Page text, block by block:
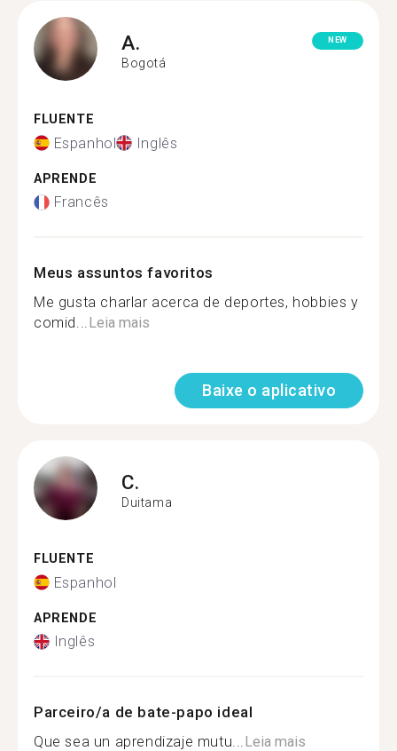
A.
Bogotá
NEW
FLUENTE
Espanhol Inglês
APRENDE
Francês
Meus assuntos favoritos
Me gusta charlar acerca de deportes, hobbies y
comid...Leia mais
Baixe o aplicativo
C.
Duitama
FLUENTE
Espanhol
APRENDE
Inglês
Parceiro/a de bate-papo ideal
Que sea un aprendizaje mutu...Leia mais